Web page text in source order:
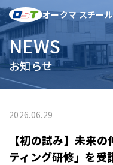
オークマ スチー
NEWS
お知らせ
2026.06.29
【初の試み】未来
ティング研修」を受